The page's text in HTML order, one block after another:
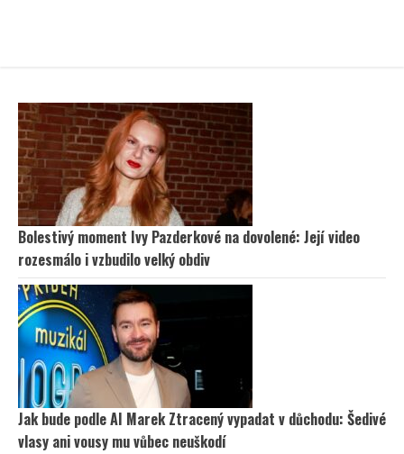
Bolestivý moment Ivy Pazderkové na dovolené: Její video
rozesmálo i vzbudilo velký obdiv
Jak bude podle AI Marek Ztracený vypadat v důchodu: Šedivé
vlasy ani vousy mu vůbec neuškodí